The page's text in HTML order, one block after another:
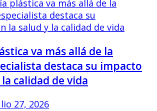
va más allá de la
destaca su impacto
calidad de vida
27, 2026